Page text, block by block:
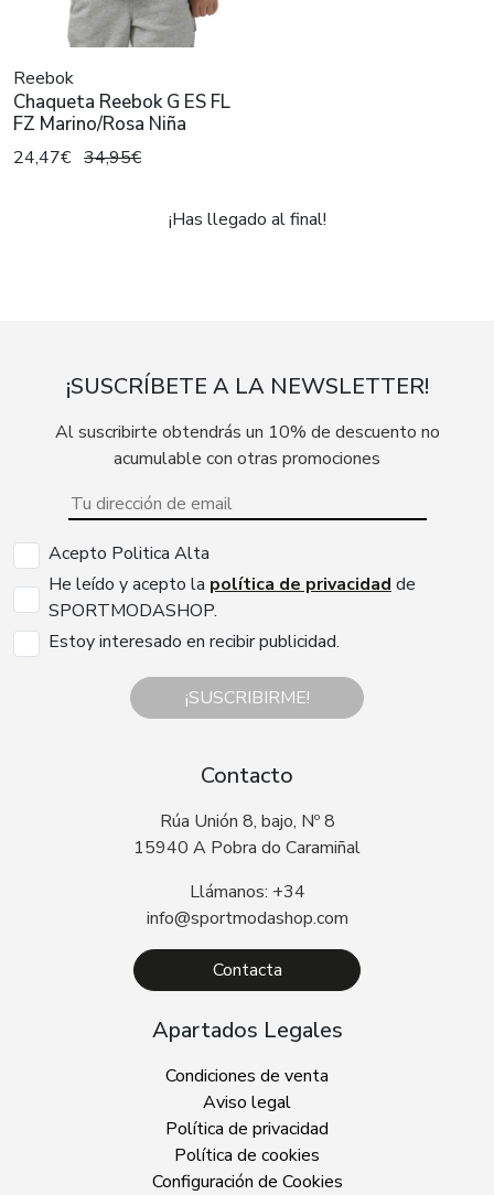
Reebok
Chaqueta Reebok G ES FL
FZ Marino/Rosa Niña
24,47€ 34,95€
¡Has llegado al final!
¡SUSCRÍBETE A LA NEWSLETTER!
Al suscribirte obtendrás un 10% de descuento no
acumulable con otras promociones
Acepto Politica Alta
He leído y acepto la política de privacidad de
SPORTMODASHOP.
Estoy interesado en recibir publicidad.
¡SUSCRIBIRME!
Contacto
Rúa Unión 8, bajo, Nº 8
15940 A Pobra do Caramiñal
Llámanos: +34
info@sportmodashop.com
Contacta
Apartados Legales
Condiciones de venta
Aviso legal
Política de privacidad
Política de cookies
Configuración de Cookies